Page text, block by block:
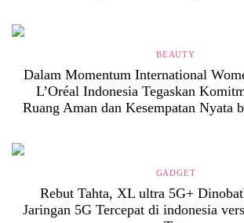
BEAUTY
Dalam Momentum International
L’Oréal Indonesia Tegaskan
Ruang Aman dan Kesempatan Nyata
GADGET
Rebut Tahta, XL ultra 5G+
Jaringan 5G Tercepat di indonesia